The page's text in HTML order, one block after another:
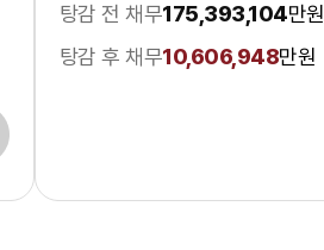
탕감 전 채무175,393,104만원
탕감 후 채무10,606,948만원